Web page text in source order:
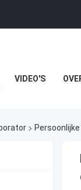
VIDEO'S